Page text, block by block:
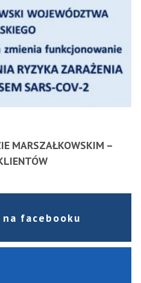
MARSZAŁKOWSKIM –
na facebooku